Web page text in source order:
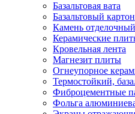
Базальтовая вата
Базальтовый картон
Камень отделочный
Керамические
Кровельная лента
Магнезит плиты
Огнеупорное
Термостойкий,
Фиброцементные
Фольга